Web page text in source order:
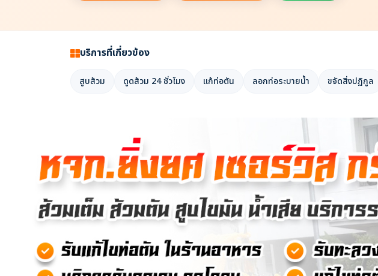
บริการที่เกี่ยวข้อง
สูบส้วม ดูดส้วม 24 ชั่วโมง แก้ท่อตัน ลอกท่อระบายน้ำ ขจัดสิ่งปฏิกูล